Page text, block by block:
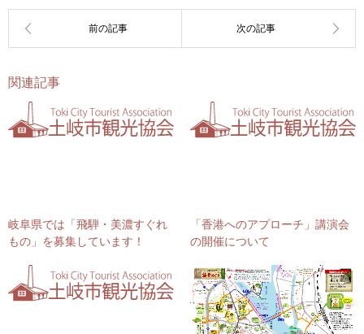
関連記事
岐阜県では「飛騨・美濃すぐれ
もの」を募集しています！
「香港へのアプローチ」講演会
の開催について